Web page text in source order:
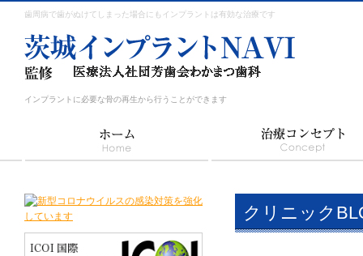
歯周病で歯がぬけてしまった場合にもインプラントは有効な治療です
インプラントに必要な骨の再生から行うことができます
クリニック